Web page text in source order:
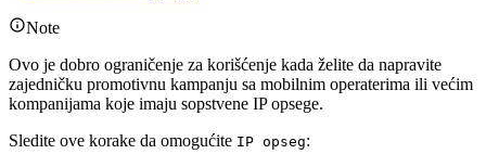
Note
Ovo je dobro ograničenje za korišćenje kada želite da napravite
zajedničku promotivnu kampanju sa mobilnim operaterima ili većim
kompanijama koje imaju sopstvene IP opsege.
Sledite ove korake da omogućite IP opseg: